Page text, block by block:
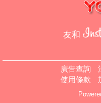
友和
廣告查詢
使用條款